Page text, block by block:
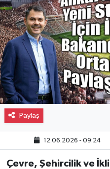
Paylaş
12.06.2026 - 09:24
Çevre, Şehircilik ve
Gayrimenkul
Spor
Eğitim